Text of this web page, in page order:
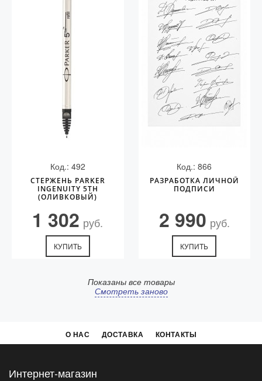
Код.: 492
СТЕРЖЕНЬ PARKER
INGENUITY 5TH
(ОЛИВКОВЫЙ)
1 302 руб.
КУПИТЬ
Код.: 866
РАЗРАБОТКА ЛИЧНОЙ
ПОДПИСИ
2 990 руб.
КУПИТЬ
Показаны все товары
Смотреть заново
О НАС ДОСТАВКА КОНТАКТЫ
Интернет-магазин